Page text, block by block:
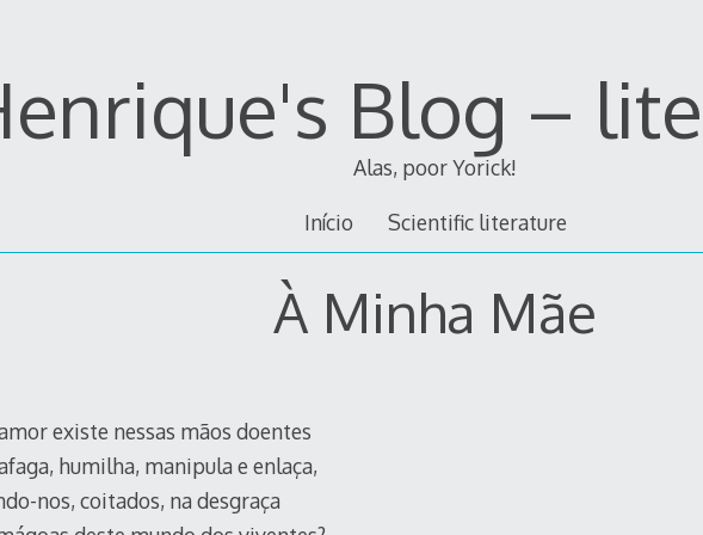
Blog –
Alas, poor Yorick!
Início Scientific literature
À Minha Mãe
existe nessas mãos doentes
humilha, manipula e enlaça,
nos, coitados, na desgraça